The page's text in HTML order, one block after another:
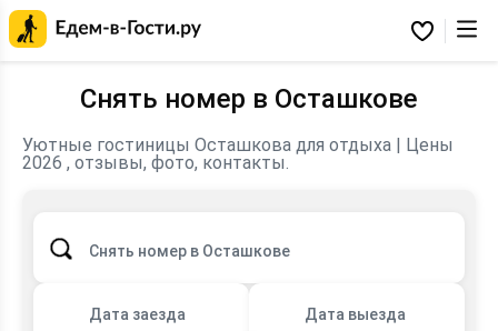
Избранное
Снять номер в Осташкове
Уютные гостиницы Осташкова для отдыха | Цены
2026 , отзывы, фото, контакты.
Снять номер в Осташкове
Дата заезда Дата выезда